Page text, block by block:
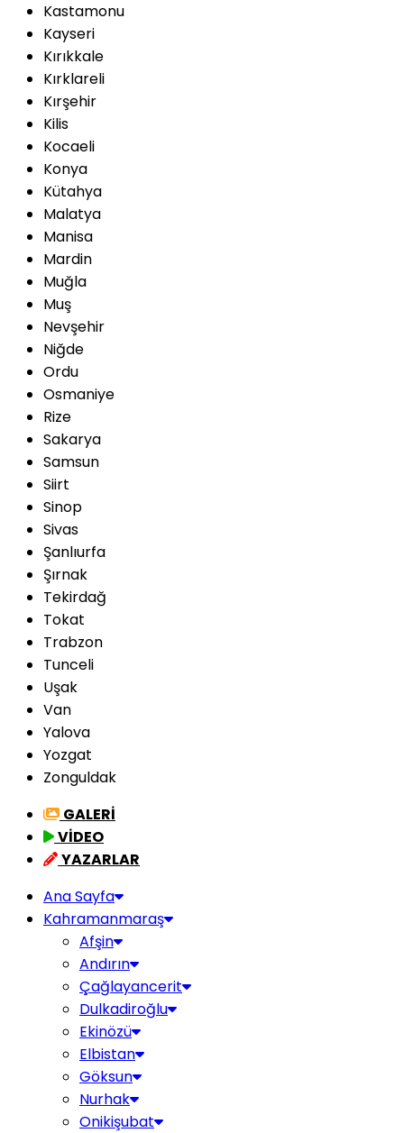
Kastamonu
Kayseri
Kırıkkale
Kırklareli
Kırşehir
Kilis
Kocaeli
Konya
Kütahya
Malatya
Manisa
Mardin
Muğla
Muş
Nevşehir
Niğde
Ordu
Osmaniye
Rize
Sakarya
Samsun
Siirt
Sinop
Sivas
Şanlıurfa
Şırnak
Tekirdağ
Tokat
Trabzon
Tunceli
Uşak
Van
Yalova
Yozgat
Zonguldak
GALERİ
VİDEO
YAZARLAR
Ana Sayfa
Kahramanmaraş
Afşin
Andırın
Çağlayancerit
Dulkadiroğlu
Ekinözü
Elbistan
Göksun
Nurhak
Onikişubat